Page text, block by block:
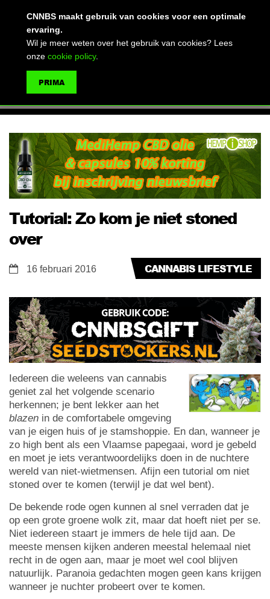
Tutorial: Zo kom je niet stoned
over
CANNABIS LIFESTYLE
16 februari 2016
Iedereen die weleens van cannabis
geniet zal het volgende scenario
herkennen; je bent lekker aan het
blazen in de comfortabele omgeving
van je eigen huis of je stamshoppie. En dan, wanneer je
zo high bent als een Vlaamse papegaai, word je gebeld
en moet je iets verantwoordelijks doen in de nuchtere
wereld van niet-wietmensen. Afijn een tutorial om niet
stoned over te komen (terwijl je dat wel bent).
De bekende rode ogen kunnen al snel verraden dat je
op een grote groene wolk zit, maar dat hoeft niet per se.
Niet iedereen staart je immers de hele tijd aan. De
meeste mensen kijken anderen meestal helemaal niet
recht in de ogen aan, maar je moet wel cool blijven
natuurlijk. Paranoia gedachten mogen geen kans krijgen
wanneer je nuchter probeert over te komen.
CNNBS maakt gebruik van cookies voor een optimale
ervaring.
Wil je meer weten over het gebruik van cookies? Lees
onze cookie policy.
PRIMA